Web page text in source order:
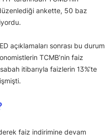
ankette, 50 baz
açıklamaları sonrası bu durum
TCMB’nin faiz
itibarıyla faizlerin 13%’te
faiz indirimine devam